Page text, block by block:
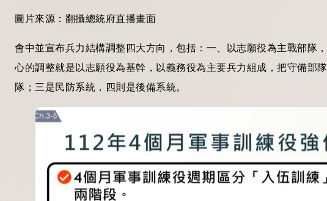
圖片來源：翻攝總統府直播畫面
會中並宣布兵力結構調整四大方向，包括：一、以志願役為主戰部隊
心的調整就是以志願役為基幹，以義務役為主要兵力組成，把守備部
隊；三是民防系統，四則是後備系統。